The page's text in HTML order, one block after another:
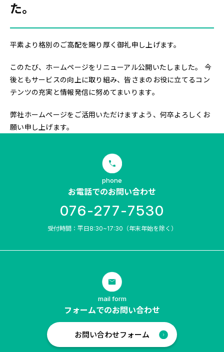
た。
平素より格別のご高配を賜り厚く御礼申し上げます。
このたび、ホームページをリニューアル公開いたしました。 今
後ともサービスの向上に取り組み、皆さまのお役に立てるコン
テンツの充実と情報発信に努めてまいります。
弊社ホームページをご活用いただけますよう、何卒よろしくお
願い申し上げます。
phone
お電話でのお問い合わせ
076-277-7530
受付時間：平日8:30~17:30（年末年始を除く）
mail form
フォームでのお問い合わせ
お問い合わせフォーム